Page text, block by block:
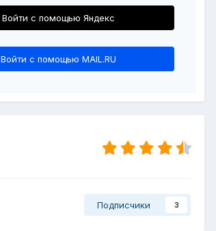
Войти с помощью Яндекс
Войти с помощью MAIL.RU
Подписчики 3